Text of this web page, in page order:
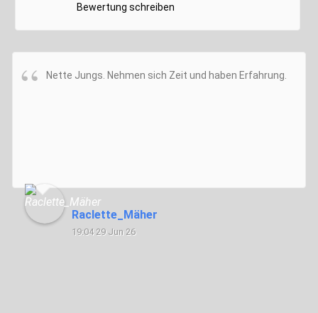
Bewertung schreiben
Nette Jungs. Nehmen sich Zeit und haben Erfahrung.
Raclette_Mäher
19:04 29 Jun 26